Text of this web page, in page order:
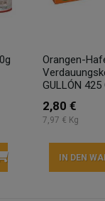
Orangen-
GULLÓN 425
2,80 €
7,97 € Kg
IN DEN